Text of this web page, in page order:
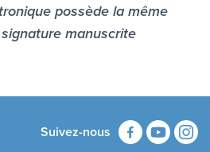
possède la même
manuscrite
Suivez-nous